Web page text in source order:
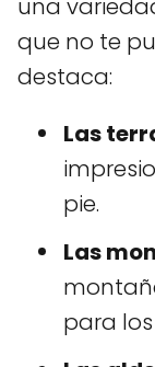
una
que no te
destaca:
Las
pie.
Las
para